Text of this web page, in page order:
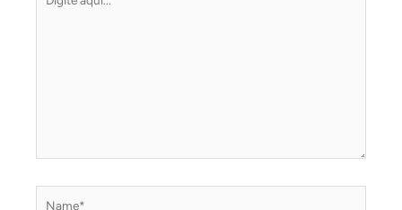
aqui...